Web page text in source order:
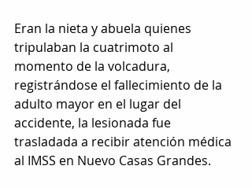
Eran la nieta y abuela quienes
tripulaban la cuatrimoto al
momento de la volcadura,
registrándose el fallecimiento de la
adulto mayor en el lugar del
accidente, la lesionada fue
trasladada a recibir atención médica
al IMSS en Nuevo Casas Grandes.